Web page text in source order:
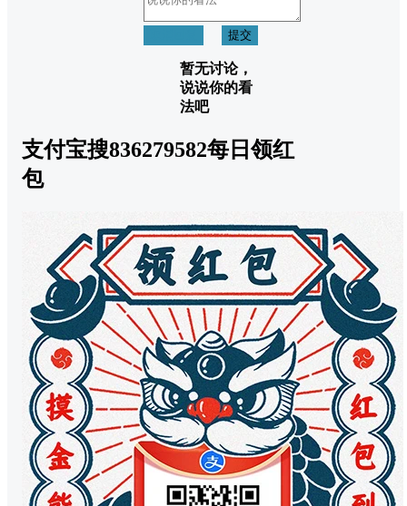
提交
暂无讨论，
说说你的看
法吧
支付宝搜836279582每日领红
包